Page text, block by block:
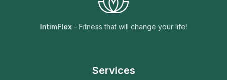
IntimFlex - Fitness that will change your life!
Services